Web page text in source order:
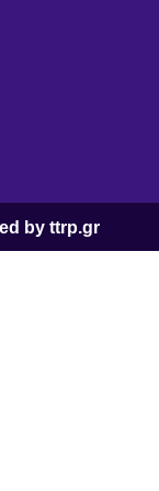
by ttrp.gr